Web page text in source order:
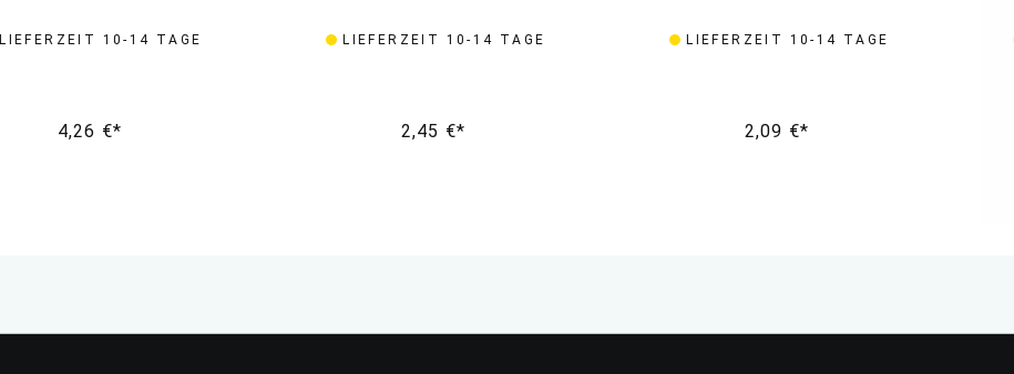
LIEFERZEIT 10-14 TAGE
4,26 €*
LIEFERZEIT 10-14 TAGE
2,45 €*
LIEFERZEIT 10-14 TAGE
2,09 €*